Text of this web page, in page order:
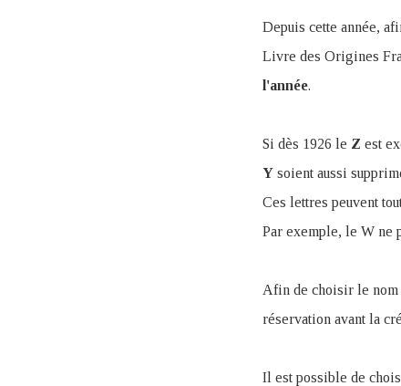
Depuis cette année,
Livre des Origines
l'année.
Si dès 1926 le Z est
Y soient aussi
Ces lettres peuvent
Par exemple, le W ne
Afin de choisir le nom
réservation avant la
Il est possible de